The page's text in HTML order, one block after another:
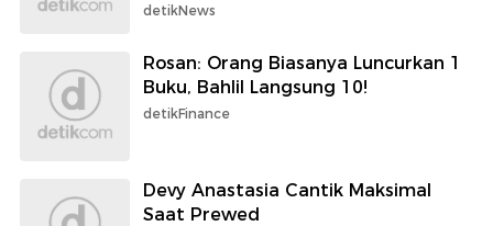
detikNews
Rosan: Orang Biasanya Luncurkan 1
Buku, Bahlil Langsung 10!
detikFinance
Devy Anastasia Cantik Maksimal
Saat Prewed